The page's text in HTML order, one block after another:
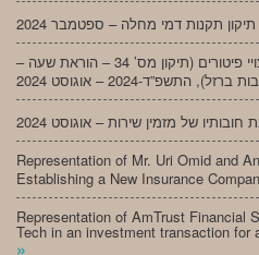
מעו”דכן יחסי עבודה – חוק פיצויי פיטורים (תיקון מס’ 34 – הוראת שעה –
Representation of Mr. Uri Omid and
Establishing a New Insurance
Representation of AmTrust Financial
Tech in an investment transaction for
»